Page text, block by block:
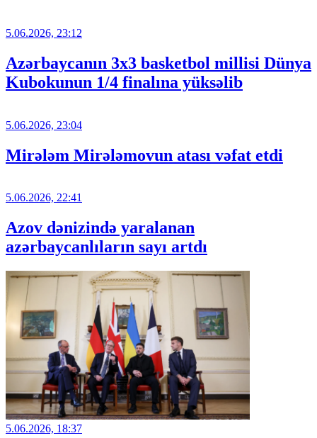
5.06.2026, 23:12
Azərbaycanın 3x3 basketbol millisi Dünya
Kubokunun 1/4 finalına yüksəlib
5.06.2026, 23:04
Mirələm Mirələmovun atası vəfat etdi
5.06.2026, 22:41
Azov dənizində yaralanan
azərbaycanlıların sayı artdı
5.06.2026, 18:37